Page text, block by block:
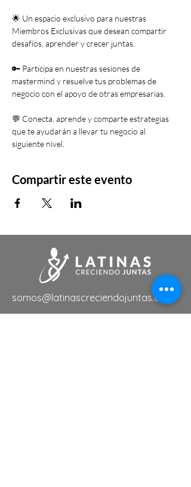
🌟 Un espacio exclusivo para nuestras
Miembros Exclusivas que desean compartir
desafíos, aprender y crecer juntas.
🔑 Participa en nuestras sesiones de
mastermind y resuelve tus problemas de
negocio con el apoyo de otras empresarias.
💬 Conecta, aprende y comparte estrategias
que te ayudarán a llevar tu negocio al
siguiente nivel.
Compartir este evento
somos@latinascreciendojuntas.com